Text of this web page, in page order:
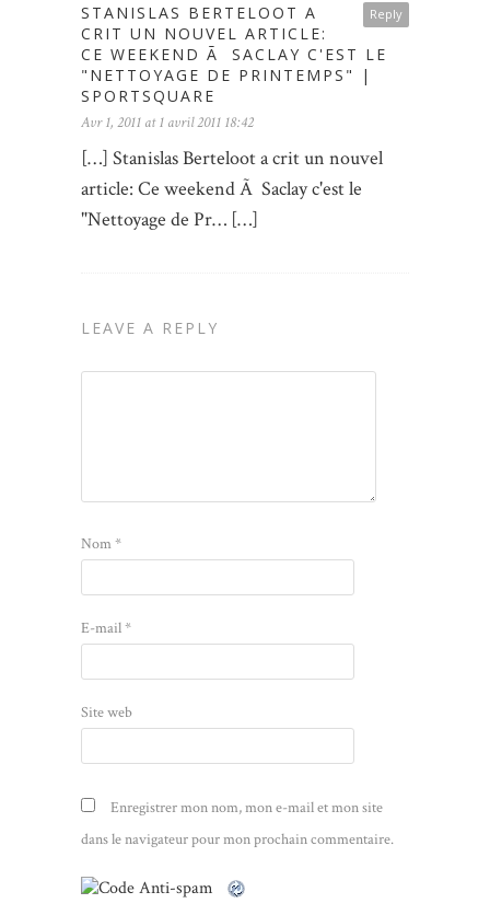
Reply
STANISLAS BERTELOOT A
CRIT UN NOUVEL ARTICLE:
CE WEEKEND Ã SACLAY C'EST LE
"NETTOYAGE DE PRINTEMPS" |
SPORTSQUARE
Avr 1, 2011 at 1 avril 2011 18:42
[…] Stanislas Berteloot a crit un nouvel
article: Ce weekend Ã Saclay c'est le
"Nettoyage de Pr… […]
LEAVE A REPLY
Nom*
E-mail*
Site web
Enregistrer mon nom, mon e-mail et mon site
dans le navigateur pour mon prochain commentaire.